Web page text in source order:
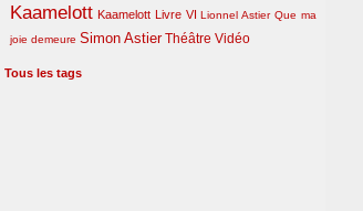
Kaamelott Kaamelott Livre VI Lionnel Astier Que ma
joie demeure Simon Astier Théâtre Vidéo
Tous les tags